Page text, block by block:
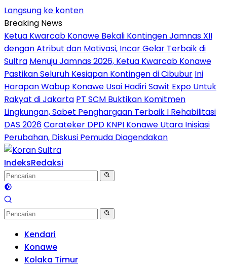
Langsung ke konten
Breaking News
Ketua Kwarcab Konawe Bekali Kontingen Jamnas XII
dengan Atribut dan Motivasi, Incar Gelar Terbaik di
Sultra Menuju Jamnas 2026, Ketua Kwarcab Konawe
Pastikan Seluruh Kesiapan Kontingen di Cibubur Ini
Harapan Wabup Konawe Usai Hadiri Sawit Expo Untuk
Rakyat di Jakarta PT SCM Buktikan Komitmen
Lingkungan, Sabet Penghargaan Terbaik I Rehabilitasi
DAS 2026Carateker DPD KNPI Konawe Utara Inisiasi
Perubahan, Diskusi Pemuda Diagendakan
IndeksRedaksi
Kendari
Konawe
Kolaka Timur